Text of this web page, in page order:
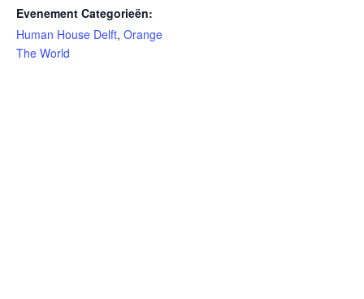
Evenement Categorieën:
Human House Delft, Orange
The World